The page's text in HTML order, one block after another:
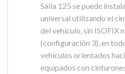
Salia 125 se puede
universal utilizando el
del vehículo, sin ISOFIX
(configuración 3), en
vehículos orientados
equipados con